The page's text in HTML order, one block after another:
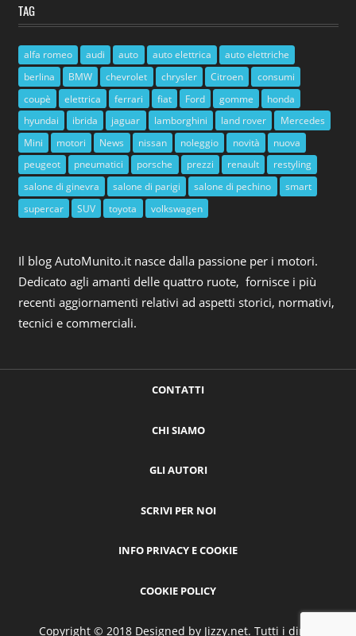
TAG
alfa romeo audi auto auto elettrica
auto elettriche
berlina
BMW chevrolet chrysler Citroen
consumi
coupè
elettrica ferrari fiat Ford gomme
honda
hyundai
ibrida jaguar lamborghini land rover
Mercedes
Mini
motori News nissan noleggio novità
nuova
peugeot
pneumatici porsche prezzi renault
restyling
salone di ginevra
salone di parigi salone di pechino
smart
supercar
SUV toyota volkswagen
Il blog AutoMunito.it nasce dalla passione per i motori.
Dedicato agli amanti delle quattro ruote, fornisce i più
recenti aggiornamenti relativi ad aspetti storici, normativi,
tecnici e commerciali.
CONTATTI
CHI SIAMO
GLI AUTORI
SCRIVI PER NOI
INFO PRIVACY E COOKIE
COOKIE POLICY
Copyright © 2018 Designed by Jizzy.net. Tutti i diritti